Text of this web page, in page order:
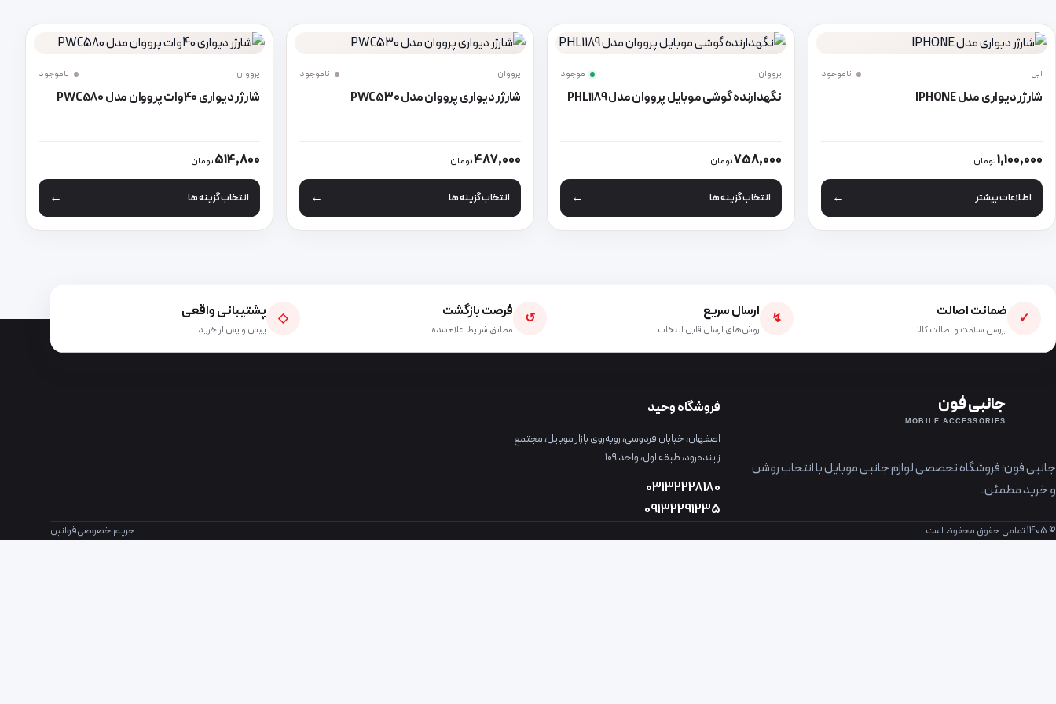
اپل ناموجود
شارژر دیواری مدل IPHONE
1,100,000تومان
اطلاعات بیشتر
پرووان موجود
نگهدارنده گوشی موبایل پرووان مدل PHL1189
758,000تومان
انتخاب گزینه ها
این محصول دارای انواع مختلفی می باشد. گزینه ها ممکن است در صفحه محصول انتخاب شوند
پرووان ناموجود
شارژر دیواری پرووان مدل PWC530
487,000تومان
انتخاب گزینه ها
این محصول دارای انواع مختلفی می باشد. گزینه ها ممکن است در صفحه محصول انتخاب شوند
پرووان ناموجود
شارژر دیواری 40وات پرووان مدل PWC580
514,800تومان
انتخاب گزینه ها
این محصول دارای انواع مختلفی می باشد. گزینه ها
✓ ضمانت اصالت
بررسی سلامت و اصالت کالا
↯ ارسال سریع
روش‌های ارسال قابل انتخاب
↺ فرصت بازگشت
مطابق شرایط اعلام‌شده
◇ پشتیبانی واقعی
پیش و پس از خرید
جانبی فون
MOBILE ACCESSORIES
جانبی فون؛ فروشگاه تخصصی لوازم جانبی موبایل با انتخاب روشن
و خرید مطمئن.
فروشگاه وحید
اصفهان، خیابان فردوسی، روبه‌روی بازار موبایل، مجتمع
زاینده‌رود، طبقه اول، واحد ۱۰۹
03132228180
09132291235
© 1405 تمامی حقوق محفوظ است. حریم خصوصیقوانین